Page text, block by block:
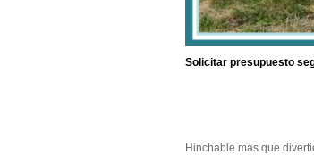
Solicitar presupuesto
Hinchable más que